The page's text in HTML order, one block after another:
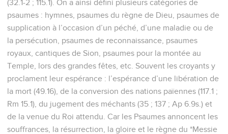
(32.1-2 ; 115.1). On a ainsi défini plusieurs catégories de
psaumes : hymnes, psaumes du règne de Dieu, psaumes de
supplication à l’occasion d’un péché, d’une maladie ou de
la persécution, psaumes de reconnaissance, psaumes
royaux, cantiques de Sion, psaumes pour la montée au
Temple, lors des grandes fêtes, etc. Souvent les croyants y
proclament leur espérance : l’espérance d’une libération de
la mort (49.16), de la conversion des nations païennes (117.1 ;
Rm 15.1), du jugement des méchants (35 ; 137 ; Ap 6.9s.) et
de la venue du Roi attendu. Car les Psaumes annoncent les
souffrances, la résurrection, la gloire et le règne du *Messie